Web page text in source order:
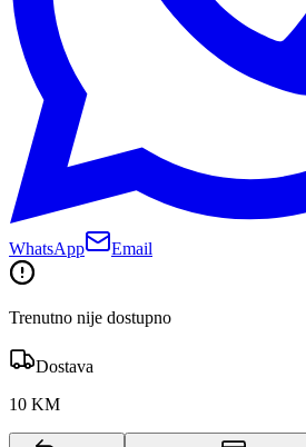
WhatsApp Email
Trenutno nije dostupno
Dostava
10 KM